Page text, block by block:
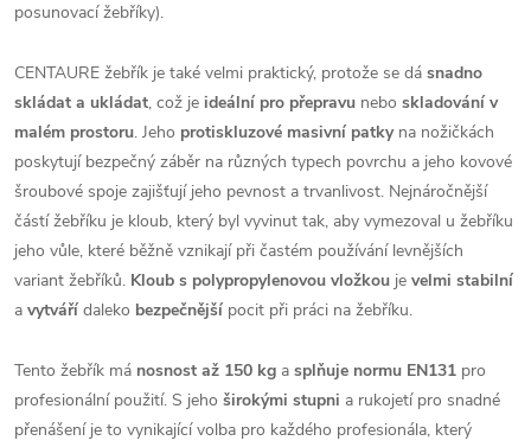
posunovací žebříky).
CENTAURE žebřík je také velmi praktický, protože se dá snadno
skládat a ukládat, což je ideální pro přepravu nebo skladování v
malém prostoru. Jeho protiskluzové masivní patkyna nožičkách
poskytují bezpečný záběr na různých typech povrchu a jeho kovové
šroubové spoje zajišťují jeho pevnost a trvanlivost. Nejnáročnější
částí žebříku je kloub, který byl vyvinut tak, aby vymezoval u žebříku
jeho vůle, které běžně vznikají při častém používání levnějších
variant žebříků. Kloub s polypropylenovou vložkou je velmi stabilní
a vytváří daleko bezpečnější pocit při práci na žebříku.
Tento žebřík má nosnost až 150 kg a splňuje normu EN131 pro
profesionální použití. S jeho širokými stupni a rukojetí pro snadné
přenášení je to vynikající volba pro každého profesionála, který